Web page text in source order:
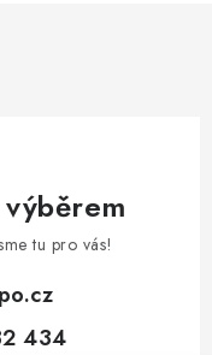
tu pro vás!
434